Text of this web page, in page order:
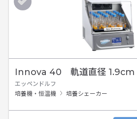
Innova 40 軌道直径 1.9cm
エッペンドルフ
培養機・恒温機
培養シェーカー